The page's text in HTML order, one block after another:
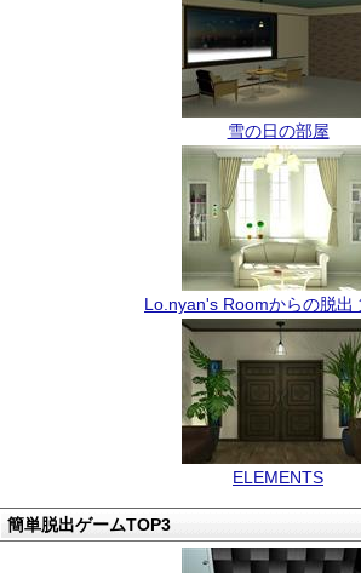
雪の日の部屋
Lo.nyan's Roomからの脱出
ELEMENTS
簡単脱出ゲームTOP3